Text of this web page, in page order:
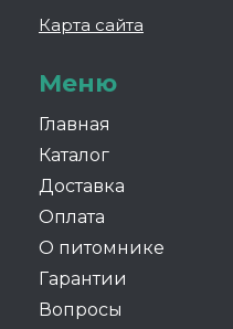
Карта сайта
Меню
Главная
Каталог
Доставка
Оплата
О питомнике
Гарантии
Вопросы